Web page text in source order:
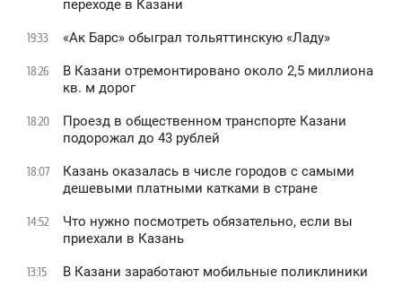
переходе в Казани
19:33 «Ак Барс» обыграл тольяттинскую «Ладу»
18:26
В Казани отремонтировано около 2,5 миллиона
кв. м дорог
18:20
Проезд в общественном транспорте Казани
подорожал до 43 рублей
18:07
Казань оказалась в числе городов с самыми
дешевыми платными катками в стране
14:52
Что нужно посмотреть обязательно, если вы
приехали в Казань
13:15 В Казани заработают мобильные поликлиники